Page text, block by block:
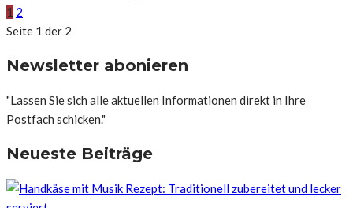
1 2
Seite 1 der 2
Newsletter abonieren
"Lassen Sie sich alle aktuellen Informationen direkt in Ihre
Postfach schicken."
Neueste Beiträge